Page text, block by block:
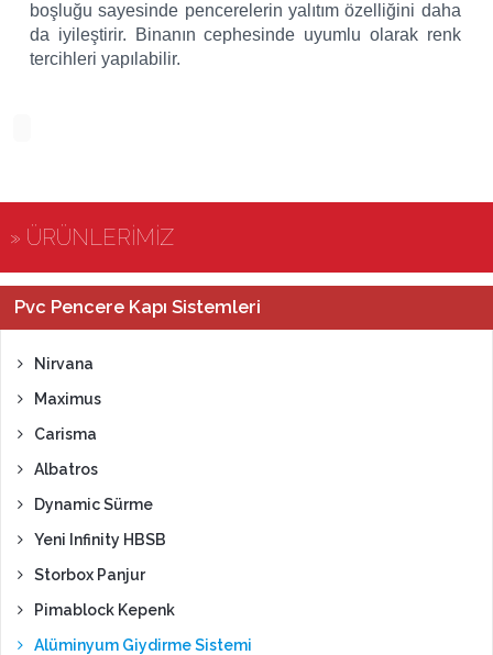
boşluğu sayesinde pencerelerin yalıtım özelliğini daha
da iyileştirir. Binanın cephesinde uyumlu olarak renk
tercihleri yapılabilir.
» ÜRÜNLERİMİZ
Pvc Pencere Kapı Sistemleri
Nirvana
Maximus
Carisma
Albatros
Dynamic Sürme
Yeni Infinity HBSB
Storbox Panjur
Pimablock Kepenk
Alüminyum Giydirme Sistemi